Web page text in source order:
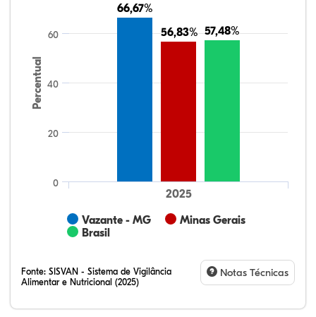
Percentual
66,67%
66,67%
56,83%
56,83% 57,48%
57,48%
Vazante - MG
Minas Gerais
Brasil
2025
0
20
40
60
Fonte: SISVAN - Sistema de Vigilância
Alimentar e Nutricional (2025)
Notas Técnicas